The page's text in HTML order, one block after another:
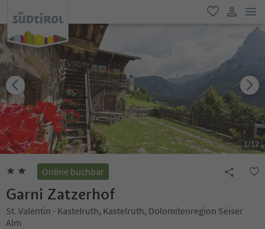
favorit
user link
1/12
Online buchbar
Garni Zatzerhof
St. Valentin - Kastelruth, Kastelruth, Dolomitenregion Seiser
Alm